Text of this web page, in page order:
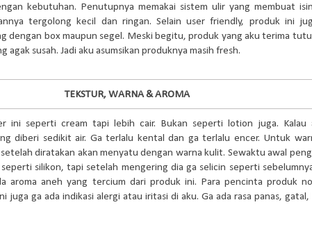
kebutuhan. Penutupnya memakai sistem ulir yang membuat
tergolong kecil dan ringan. Selain user friendly, produk ini
dengan box maupun segel. Meski begitu, produk yang aku terima
agak susah. Jadi aku asumsikan produknya masih fresh.
TEKSTUR, WARNA & AROMA
ini seperti cream tapi lebih cair. Bukan seperti lotion juga. Kalau
diberi sedikit air. Ga terlalu kental dan ga terlalu encer. Untuk
diratakan akan menyatu dengan warna kulit. Sewaktu awal
silikon, tapi setelah mengering dia ga selicin seperti
aroma aneh yang tercium dari produk ini. Para pencinta produk
juga ga ada indikasi alergi atau iritasi di aku. Ga ada rasa panas,